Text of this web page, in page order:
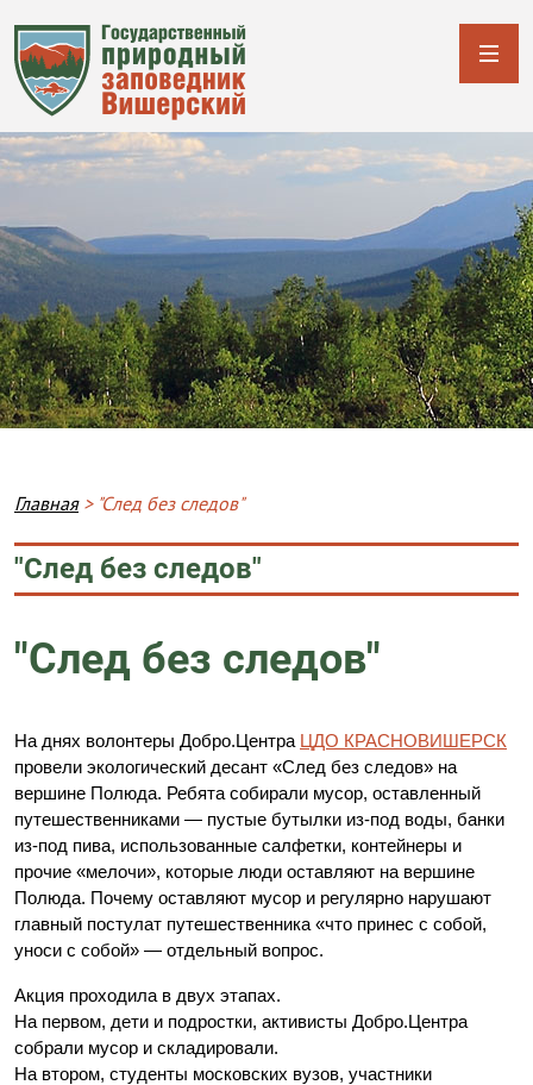
Breadcrumb
Главная "След без следов"
"След без следов"
"След без следов"
На днях волонтеры Добро.Центра ЦДО КРАСНОВИШЕРСК
провели экологический десант «След без следов» на
вершине Полюда. Ребята собирали мусор, оставленный
путешественниками — пустые бутылки из-под воды, банки
из-под пива, использованные салфетки, контейнеры и
прочие «мелочи», которые люди оставляют на вершине
Полюда. Почему оставляют мусор и регулярно нарушают
главный постулат путешественника «что принес с собой,
уноси с собой» — отдельный вопрос.
Акция проходила в двух этапах.
На первом, дети и подростки, активисты Добро.Центра
собрали мусор и складировали.
На втором, студенты московских вузов, участники